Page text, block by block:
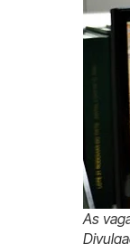
As